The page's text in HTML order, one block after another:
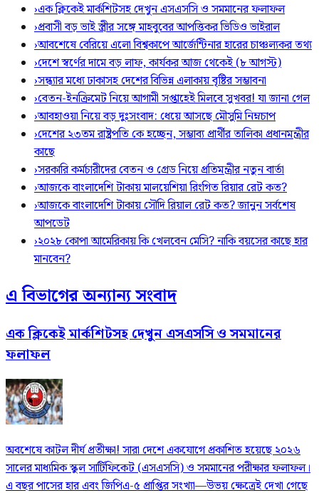
›এক ক্লিকেই মার্কশিটসহ দেখুন এসএসসি ও সমমানের ফলাফল
›প্রবাসী বড় ভাই স্ত্রীর সঙ্গে মাহবুবের আপত্তিকর ভিডিও ভাইরাল ​
›আবশেষে বেরিয়ে এলো বিশ্বকাপে আর্জেন্টিনার হারের চাঞ্চল্যকর তথ্য
›দেশে স্বর্ণের দামে বড় লাফ, কার্যকর আজ থেকেই (৮ আগস্ট)
›সন্ধ্যার মধ্যে ঢাকাসহ দেশের বিভিন্ন এলাকায় বৃষ্টির সম্ভাবনা
›বেতন-ইনক্রিমেট নিয়ে আগামী সপ্তাহেই মিলবে সুখবর! যা জানা গেল
›আবহাওয়া নিয়ে বড় দুঃসংবাদ: ধেয়ে আসছে মৌসুমি নিম্নচাপ
›দেশের ২৩তম রাষ্ট্রপতি কে হচ্ছেন, সম্ভাব্য প্রার্থীর তালিকা প্রধানমন্ত্রীর
কাছে
›সরকারি কর্মচারীদের বেতন ও গ্রেড নিয়ে প্রতিমন্ত্রীর নতুন বার্তা
›আজকে বাংলাদেশি টাকায় মালয়েশিয়া রিংগিত রিয়ার রেট কত?
›আজকে বাংলাদেশি টাকায় সৌদি রিয়াল রেট কত? জানুন সর্বশেষ
আপডেট
›২০২৮ কোপা আমেরিকায় কি খেলবেন মেসি? নাকি বয়সের কাছে হার
মানবেন?
এ বিভাগের অন্যান্য সংবাদ
এক ক্লিকেই মার্কশিটসহ দেখুন এসএসসি ও সমমানের
ফলাফল
​অবশেষে কাটল দীর্ঘ প্রতীক্ষা! সারা দেশে একযোগে প্রকাশিত হয়েছে ২০২৬
সালের মাধ্যমিক স্কুল সার্টিফিকেট (এসএসসি) ও সমমানের পরীক্ষার ফলাফল।
এ বছর পাসের হার এবং জিপিএ-৫ প্রাপ্তির সংখ্যা—উভয় ক্ষেত্রেই দেখা গেছে